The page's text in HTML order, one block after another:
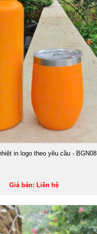
in logo theo yêu cầu - BGN08
Giá bán: Liên hệ